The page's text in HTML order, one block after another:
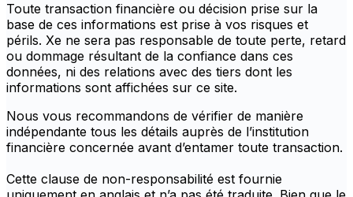
Toute transaction financière ou décision prise sur la
base de ces informations est prise à vos risques et
périls. Xe ne sera pas responsable de toute perte, retard
ou dommage résultant de la confiance dans ces
données, ni des relations avec des tiers dont les
informations sont affichées sur ce site.
Nous vous recommandons de vérifier de manière
indépendante tous les détails auprès de l’institution
financière concernée avant d’entamer toute transaction.
Cette clause de non-responsabilité est fournie